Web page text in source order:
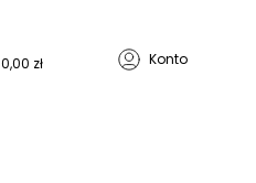
0,00 zł Konto